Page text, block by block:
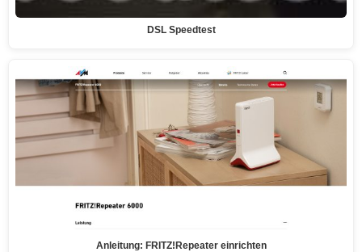
DSL Speedtest
Anleitung: FRITZ!Repeater einrichten